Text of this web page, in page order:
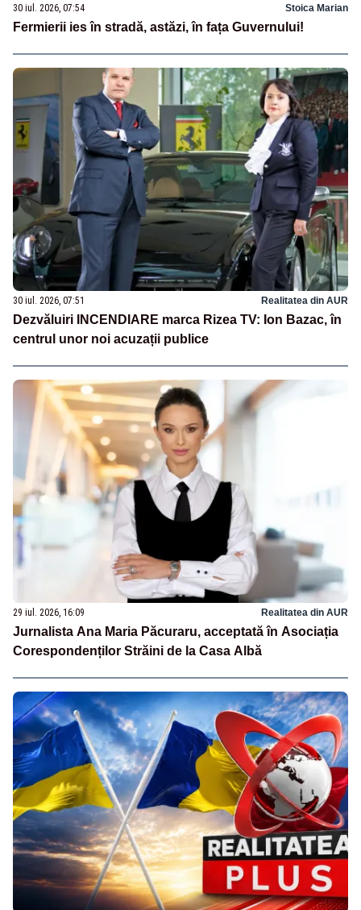
30 iul. 2026, 07:54 Stoica Marian
Fermierii ies în stradă, astăzi, în fața Guvernului!
30 iul. 2026, 07:51 Realitatea din AUR
Dezvăluiri INCENDIARE marca Rizea TV: Ion Bazac, în
centrul unor noi acuzații publice
29 iul. 2026, 16:09 Realitatea din AUR
Jurnalista Ana Maria Păcuraru, acceptată în Asociația
Corespondenților Străini de la Casa Albă